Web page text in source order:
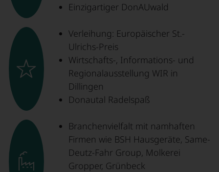
Einzigartiger DonAUwald
Verleihung: Europäischer St.-
Ulrichs-Preis
Wirtschafts-, Informations- und
Regionalausstellung WIR in
Dillingen
Donautal Radelspaß
Branchenvielfalt mit namhaften
Firmen wie BSH Hausgeräte, Same-
Deutz-Fahr Group, Molkerei
Gropper, Grünbeck